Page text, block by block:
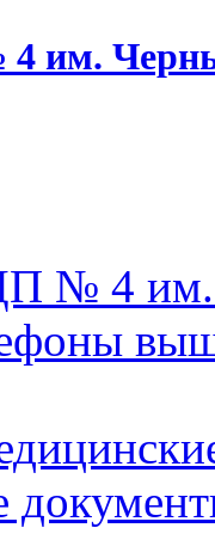
им.
№ 4